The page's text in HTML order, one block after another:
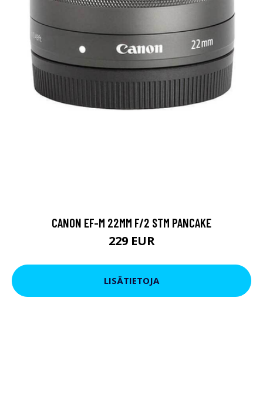
CANON EF-M 22MM F/2 STM PANCAKE
229 EUR
LISÄTIETOJA